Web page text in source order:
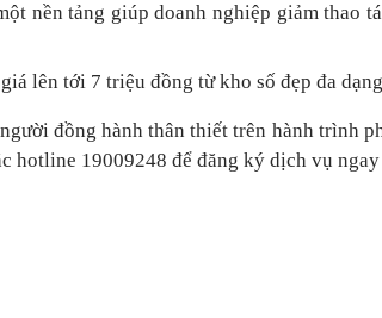
nền tảng giúp doanh nghiệp giảm thao
lên tới 7 triệu đồng từ kho số đẹp đa
đồng hành thân thiết trên hành trình
hotline 19009248 để đăng ký dịch vụ ngay